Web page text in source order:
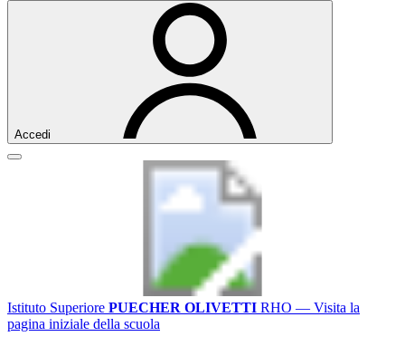
Accedi
Istituto Superiore PUECHER OLIVETTI RHO — Visita la
pagina iniziale della scuola